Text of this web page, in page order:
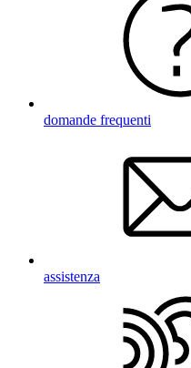
domande frequenti
assistenza